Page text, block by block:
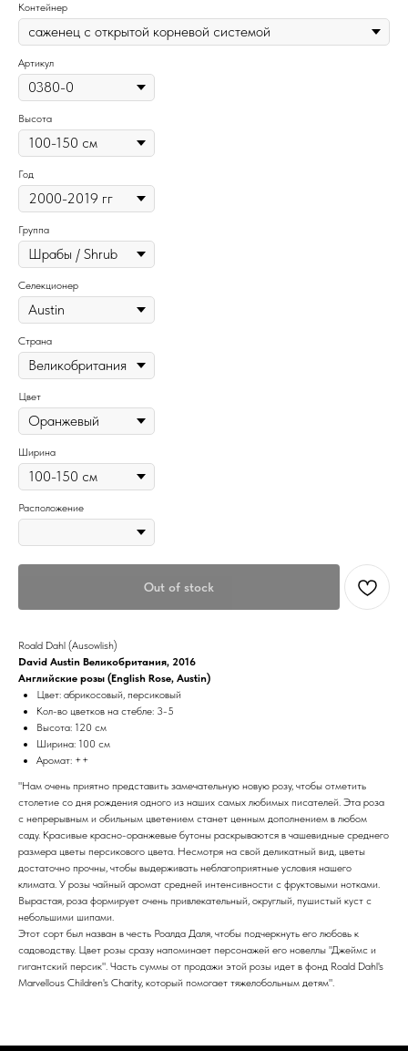
Контейнер
Артикул
Высота
Год
Группа
Селекционер
Страна
Цвет
Ширина
Расположение
Out of stock
Roald Dahl (Ausowlish)
David Austin Великобритания, 2016
Английские розы (English Rose, Austin)
Цвет: абрикосовый, персиковый
Кол-во цветков на стебле: 3-5
Высота: 120 см
Ширина: 100 см
Аромат: ++
"Нам очень приятно представить замечательную новую розу, чтобы отметить
столетие со дня рождения одного из наших самых любимых писателей. Эта роза
с непрерывным и обильным цветением станет ценным дополнением в любом
саду. Красивые красно-оранжевые бутоны раскрываются в чашевидные среднего
размера цветы персикового цвета. Несмотря на свой деликатный вид, цветы
достаточно прочны, чтобы выдерживать неблагоприятные условия нашего
климата. У розы чайный аромат средней интенсивности с фруктовыми нотками.
Вырастая, роза формирует очень привлекательный, округлый, пушистый куст с
небольшими шипами.
Этот сорт был назван в честь Роалда Даля, чтобы подчеркнуть его любовь к
садоводству. Цвет розы сразу напоминает персонажей его новеллы "Джеймс и
гигантский персик". Часть суммы от продажи этой розы идет в фонд Roald Dahl's
Marvellous Children's Charity, который помогает тяжелобольным детям".